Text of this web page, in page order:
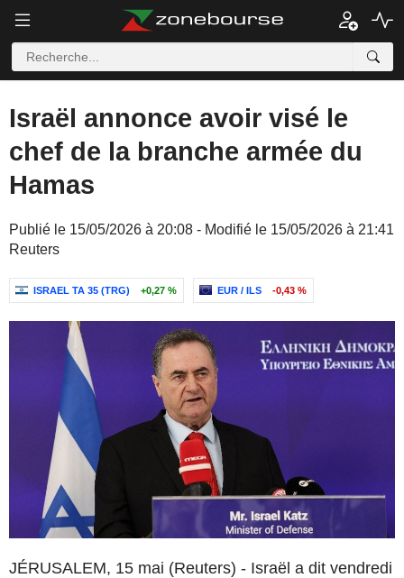
Israël annonce avoir visé le
chef de la branche armée du
Hamas
Publié le 15/05/2026 à 20:08 - Modifié le 15/05/2026 à 21:41
Reuters
ISRAEL TA 35 (TRG) +0,27 % EUR / ILS -0,43 %
JÉRUSALEM, 15 mai (Reuters) - Israël a dit vendredi